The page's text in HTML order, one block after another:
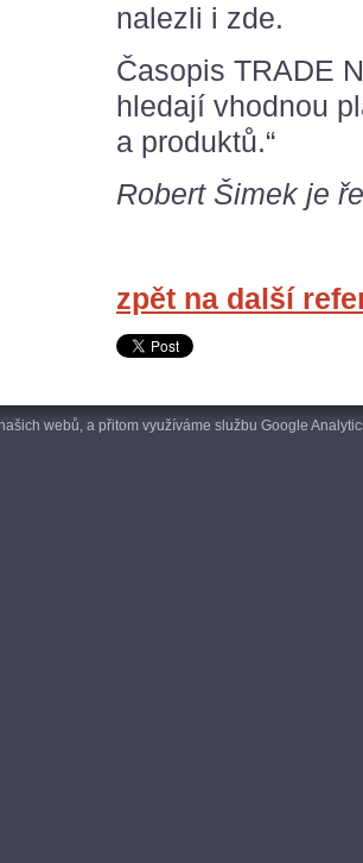
nalezli i zde.
Časopis TRADE
hledají vhodnou
a produktů.“
Robert Šimek je
zpět na další
webů, a přitom využíváme službu Google